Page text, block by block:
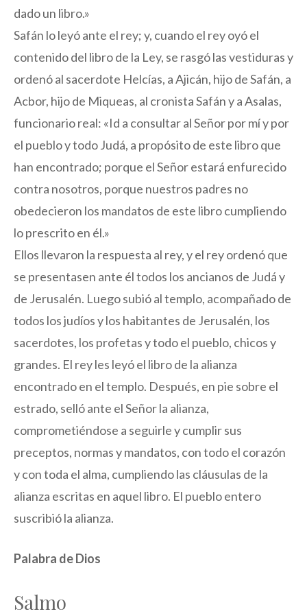
dado un libro.»
Safán lo leyó ante el rey; y, cuando el rey oyó el
contenido del libro de la Ley, se rasgó las vestiduras y
ordenó al sacerdote Helcías, a Ajicán, hijo de Safán, a
Acbor, hijo de Miqueas, al cronista Safán y a Asalas,
funcionario real: «Id a consultar al Señor por mí y por
el pueblo y todo Judá, a propósito de este libro que
han encontrado; porque el Señor estará enfurecido
contra nosotros, porque nuestros padres no
obedecieron los mandatos de este libro cumpliendo
lo prescrito en él.»
Ellos llevaron la respuesta al rey, y el rey ordenó que
se presentasen ante él todos los ancianos de Judá y
de Jerusalén. Luego subió al templo, acompañado de
todos los judíos y los habitantes de Jerusalén, los
sacerdotes, los profetas y todo el pueblo, chicos y
grandes. El rey les leyó el libro de la alianza
encontrado en el templo. Después, en pie sobre el
estrado, selló ante el Señor la alianza,
comprometiéndose a seguirle y cumplir sus
preceptos, normas y mandatos, con todo el corazón
y con toda el alma, cumpliendo las cláusulas de la
alianza escritas en aquel libro. El pueblo entero
suscribió la alianza.
Palabra de Dios
Salmo